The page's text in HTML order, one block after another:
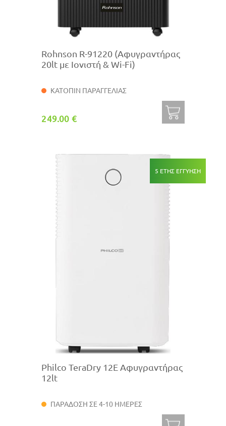
Rohnson R-91220 (Αφυγραντήρας
20lt με Ιονιστή & Wi-Fi)
ΚΑΤΟΠΙΝ ΠΑΡΑΓΓΕΛΙΑΣ
249.00 €
5 ΕΤΗΣ ΕΓΓΥΗΣΗ
Philco TeraDry 12Ε Αφυγραντήρας
12lt
ΠΑΡΑΔΟΣΗ ΣΕ 4-10 ΗΜΕΡΕΣ